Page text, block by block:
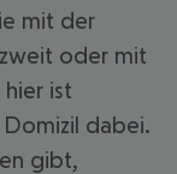
mit der
oder mit
ist
dabei.
gibt,